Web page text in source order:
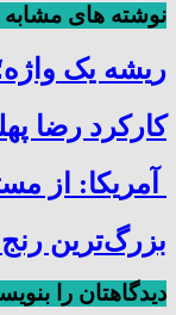
نوشته های مشابه
ریشه یک
کارکرد رضا
آمریکا: از
بزرگ‌ترین
دیدگاهتان را